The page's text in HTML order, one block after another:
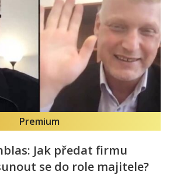
Hledat
Premium
Jak předat firmu
se do role majitele?